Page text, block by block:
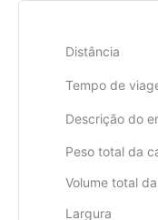
Distância
Tempo de
Descrição do
Peso total da
Volume total
Largura